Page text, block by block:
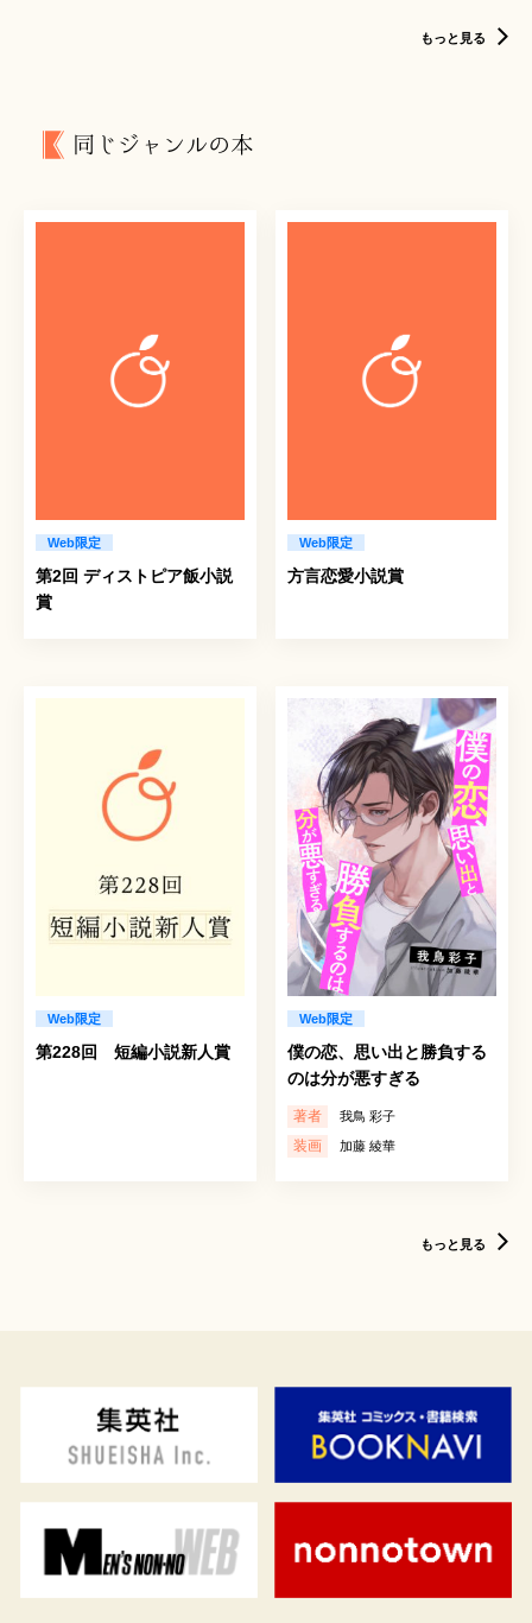
もっと見る
同じジャンルの本
Web限定
第2回 ディストピア飯小説
賞
Web限定
方言恋愛小説賞
Web限定
第228回 短編小説新人賞
Web限定
僕の恋、思い出と勝負する
のは分が悪すぎる
著者 我鳥 彩子
装画 加藤 綾華
もっと見る